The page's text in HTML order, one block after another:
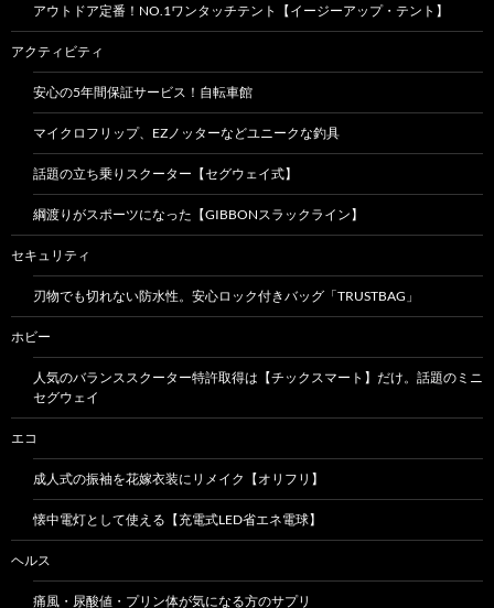
アウトドア定番！NO.1ワンタッチテント【イージーアップ・テント】
アクティビティ
安心の5年間保証サービス！自転車館
マイクロフリップ、EZノッターなどユニークな釣具
話題の立ち乗りスクーター【セグウェイ式】
綱渡りがスポーツになった【GIBBONスラックライン】
セキュリティ
刃物でも切れない防水性。安心ロック付きバッグ「TRUSTBAG」
ホビー
人気のバランススクーター特許取得は【チックスマート】だけ。話題のミニ
セグウェイ
エコ
成人式の振袖を花嫁衣装にリメイク【オリフリ】
懐中電灯として使える【充電式LED省エネ電球】
ヘルス
痛風・尿酸値・プリン体が気になる方のサプリ